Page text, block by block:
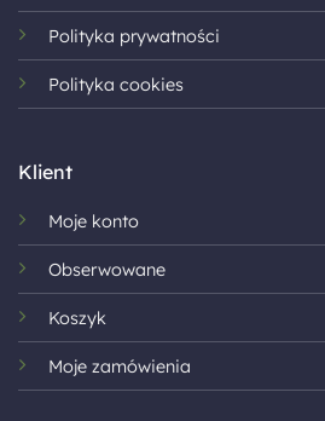
Polityka prywatności
Polityka cookies
Klient
Moje konto
Obserwowane
Koszyk
Moje zamówienia